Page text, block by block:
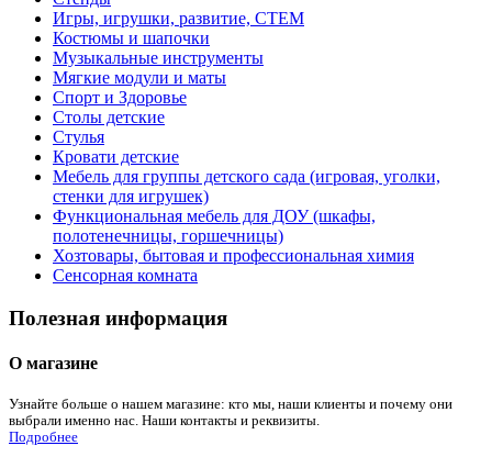
Игры, игрушки, развитие, СТЕМ
Костюмы и шапочки
Музыкальные инструменты
Мягкие модули и маты
Спорт и Здоровье
Столы детские
Стулья
Кровати детские
Мебель для группы детского сада (игровая, уголки,
стенки для игрушек)
Функциональная мебель для ДОУ (шкафы,
полотенечницы, горшечницы)
Хозтовары, бытовая и профессиональная химия
Сенсорная комната
Полезная информация
О магазине
Узнайте больше о нашем магазине: кто мы, наши клиенты и почему они
выбрали именно нас. Наши контакты и реквизиты.
Подробнее